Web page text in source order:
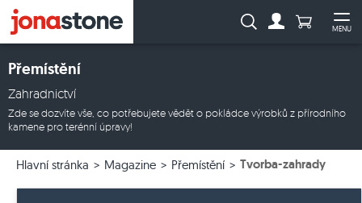
MENU
Vyhledávání:Počet
Přemístění
Zahradnictví
Zde se dozvíte vše, co potřebujete vědět o pokládce výrobků z přírodního
kamene pro terénní úpravy!
Hlavní stránka Magazine Přemístění Tvorba-zahrady